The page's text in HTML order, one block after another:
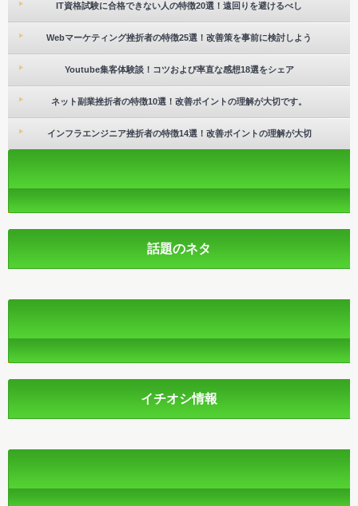
IT資格試験に合格できない人の特徴20選！遠回りを避けるべし
Webマーケティング挫折者の特徴25選！改善策を事前に検討しよう
Youtube集客体験談！コツおよび率直な感想18選をシェア
ネット副業挫折者の特徴10選！改善ポイントの理解が大切です。
インフラエンジニア挫折者の特徴14選！改善ポイントの理解が大切
話題のネタ
イチオシ情報